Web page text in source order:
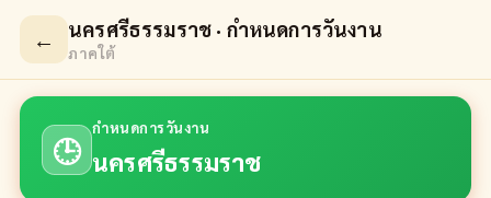
← นครศรีธรรมราช · กำหนดการวันงาน
ภาคใต้
🕒
กำหนดการวันงาน
นครศรีธรรมราช